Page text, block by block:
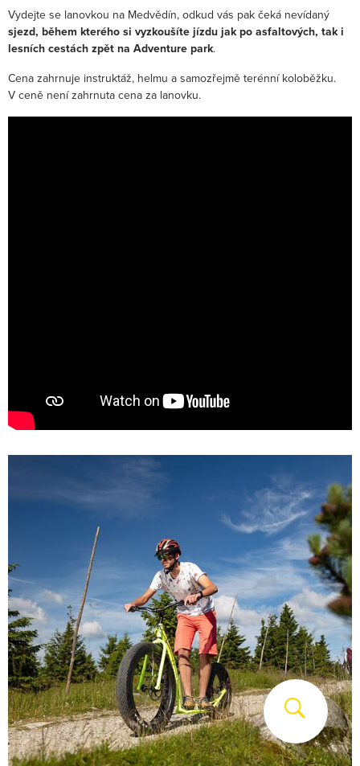
Vydejte se lanovkou na Medvědín, odkud vás pak čeká nevídaný
sjezd, během kterého si vyzkoušíte jízdu jak po asfaltových, tak i
lesních cestách zpět na Adventure park.
Cena zahrnuje instruktáž, helmu a samozřejmě terénní koloběžku.
V ceně není zahrnuta cena za lanovku.